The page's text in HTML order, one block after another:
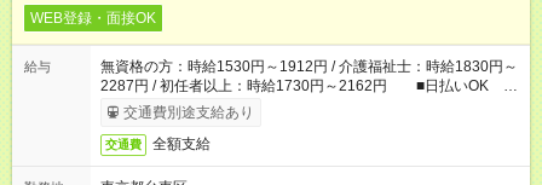
WEB登録・面接OK
給与
無資格の方：時給1530円～1912円 / 介護福祉士：時給1830円～
2287円 / 初任者以上：時給1730円～2162円 ■日払いOK ■
日収例：1万2240円（時給1530円×8h）
交通費別途支給あり
交通費 全額支給